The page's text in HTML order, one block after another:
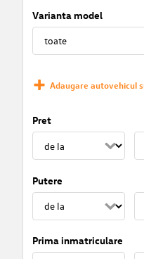
Varianta model
Adaugare autovehicul
Pret
Putere
Prima inmatriculare